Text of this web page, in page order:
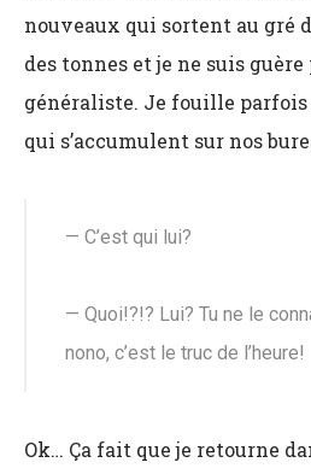
nouveaux qui sortent au gré
des tonnes et je ne suis guère
généraliste. Je fouille parfois
qui s’accumulent sur nos
— C’est qui lui?
— Quoi!?!? Lui? Tu ne le
nono, c’est le truc de l’heure!
Ok… Ça fait que je retourne